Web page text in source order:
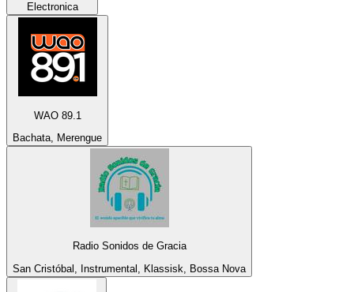
Electronica
WAO 89.1
Bachata, Merengue
Radio Sonidos de Gracia
San Cristóbal, Instrumental, Klassisk, Bossa Nova